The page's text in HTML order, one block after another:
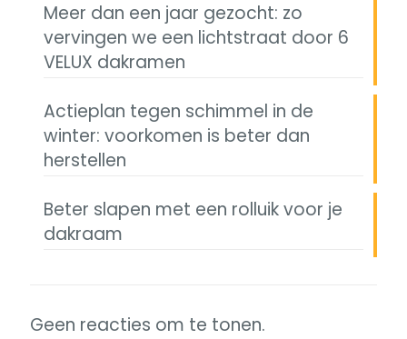
Meer dan een jaar gezocht: zo
vervingen we een lichtstraat door 6
VELUX dakramen
Actieplan tegen schimmel in de
winter: voorkomen is beter dan
herstellen
Beter slapen met een rolluik voor je
dakraam
Geen reacties om te tonen.